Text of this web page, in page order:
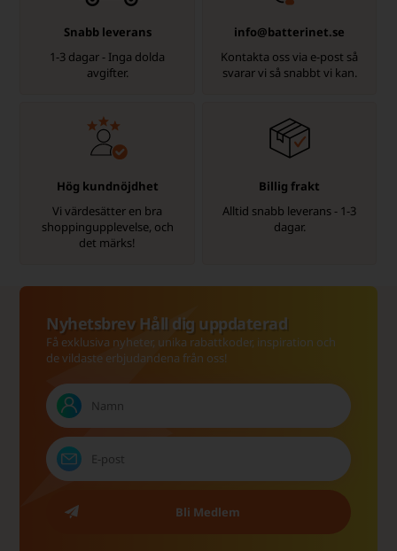
Snabb leverans
1-3 dagar - Inga dolda
avgifter.
info@batterinet.se
Kontakta oss via e-post så
svarar vi så snabbt vi kan.
Hög kundnöjdhet
Vi värdesätter en bra
shoppingupplevelse, och
det märks!
Billig frakt
Alltid snabb leverans - 1-3
dagar.
Nyhetsbrev Håll dig uppdaterad
Få exklusiva nyheter, unika rabattkoder, inspiration och
de vildaste erbjudandena från oss!